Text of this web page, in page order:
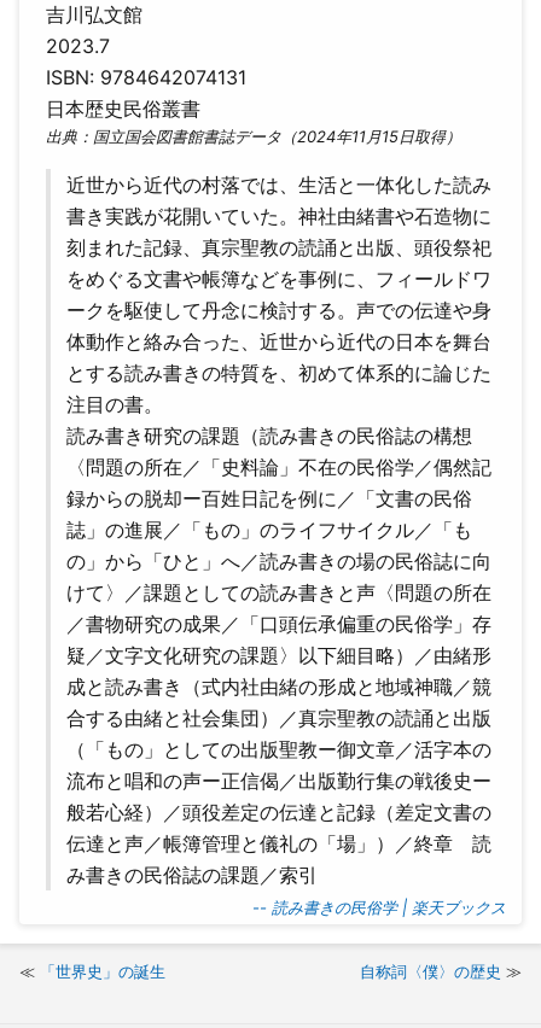
吉川弘文館
2023.7
ISBN: 9784642074131
日本歴史民俗叢書
出典：国立国会図書館書誌データ（2024年11月15日取得）
近世から近代の村落では、生活と一体化した読み
書き実践が花開いていた。神社由緒書や石造物に
刻まれた記録、真宗聖教の読誦と出版、頭役祭祀
をめぐる文書や帳簿などを事例に、フィールドワ
ークを駆使して丹念に検討する。声での伝達や身
体動作と絡み合った、近世から近代の日本を舞台
とする読み書きの特質を、初めて体系的に論じた
注目の書。
読み書き研究の課題（読み書きの民俗誌の構想
〈問題の所在／「史料論」不在の民俗学／偶然記
録からの脱却ー百姓日記を例に／「文書の民俗
誌」の進展／「もの」のライフサイクル／「も
の」から「ひと」へ／読み書きの場の民俗誌に向
けて〉／課題としての読み書きと声〈問題の所在
／書物研究の成果／「口頭伝承偏重の民俗学」存
疑／文字文化研究の課題〉以下細目略）／由緒形
成と読み書き（式内社由緒の形成と地域神職／競
合する由緒と社会集団）／真宗聖教の読誦と出版
（「もの」としての出版聖教ー御文章／活字本の
流布と唱和の声ー正信偈／出版勤行集の戦後史ー
般若心経）／頭役差定の伝達と記録（差定文書の
伝達と声／帳簿管理と儀礼の「場」）／終章 読
み書きの民俗誌の課題／索引
-- 読み書きの民俗学 | 楽天ブックス
「世界史」の誕生 自称詞〈僕〉の歴史